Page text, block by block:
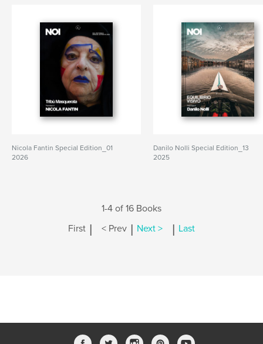
Nicola Fantin Special Edition_01
2026
Danilo Nolli Special Edition_13
2025
1-4 of 16 Books
First | < Prev | Next > | Last